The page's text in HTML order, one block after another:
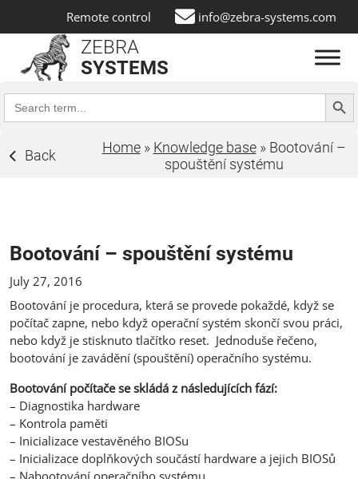
Remote control info@zebra-systems.com
ZEBRA
SYSTEMS
Search
for:
Search
Back Home» Knowledge base» Bootování –
spouštění systému
Bootování – spouštění systému
July 27, 2016
Bootování je procedura, která se provede pokaždé, když se
počítač zapne, nebo když operační systém skončí svou práci,
nebo když je stisknuto tlačítko reset. Jednoduše řečeno,
bootování je zavádění (spouštění) operačního systému.
Bootování počítače se skládá z následujících fází:
– Diagnostika hardware
– Kontrola paměti
– Inicializace vestavěného BIOSu
– Inicializace doplňkových součástí hardware a jejich BIOSů
– Nabootování operačního systému